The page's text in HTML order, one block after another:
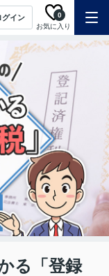
グイン
お気に入り
0
る「登録